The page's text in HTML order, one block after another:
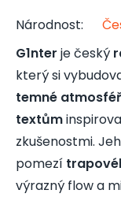
Národnost:
G1nter je český
který si
temné
textům
zkušenostmi.
pomezí
výrazný flow a